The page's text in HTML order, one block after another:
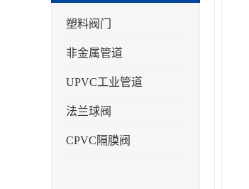
塑料阀门
非金属管道
UPVC工业管道
法兰球阀
CPVC隔膜阀